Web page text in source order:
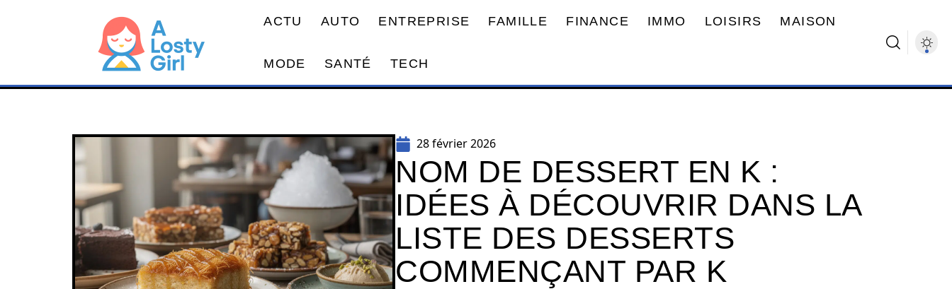
ACTU AUTO ENTREPRISE FAMILLE FINANCE IMMO LOISIRS MAISON
MODE SANTÉ TECH
28 février 2026
NOM DE DESSERT EN K :
IDÉES À DÉCOUVRIR DANS LA
LISTE DES DESSERTS
COMMENÇANT PAR K